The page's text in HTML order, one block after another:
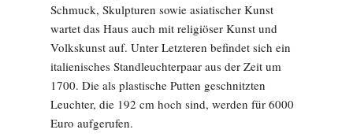
Schmuck, Skulpturen sowie asiatischer Kunst
wartet das Haus auch mit religiöser Kunst und
Volkskunst auf. Unter Letzteren befindet sich ein
italienisches Standleuchterpaar aus der Zeit um
1700. Die als plastische Putten geschnitzten
Leuchter, die 192 cm hoch sind, werden für 6000
Euro aufgerufen.